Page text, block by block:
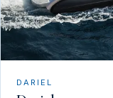
DARIEL